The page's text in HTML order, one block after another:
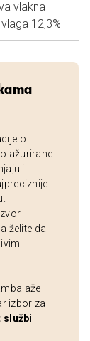
vlakna
12,3%
o
ažurirane.
i
želite da
izbor za
službi